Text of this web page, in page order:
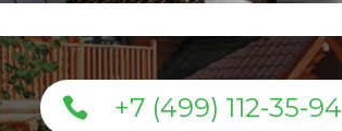
+7 (499) 112-35-94